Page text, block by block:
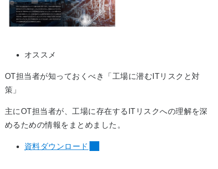
オススメ
OT担当者が知っておくべき「工場に潜むITリスクと対
策」
主にOT担当者が、工場に存在するITリスクへの理解を深
めるための情報をまとめました。
資料ダウンロード